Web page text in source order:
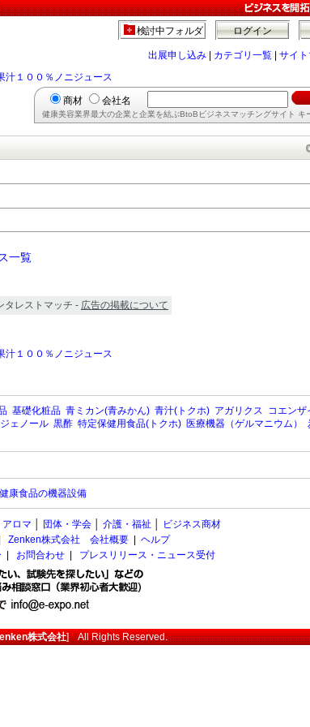
ログイン
検討中フォルダ
出展申し込み カテゴリ一覧 サイ
汁１００％ノニジュース
商材 会社名
健康美容業界最大の企業と企業を結ぶBtoBビジネスマッチングサイト キ
一覧
タレストマッチ - 広告の掲載について
汁１００％ノニジュース
基礎化粧品 青ミカン(青みかん) 青汁(トクホ) アガリクス コエンザ
ェノール 黒酢 特定保健用食品(トクホ) 医療機器（ゲルマニウム）
健康食品の機器設備
ロマ 団体・学会 介護・福祉
ビジネス商材
Zenken株式会社 会社概要
ヘルプ
お問合わせ プレスリリース・ニュース受付
株式会社] All Rights Reserved.